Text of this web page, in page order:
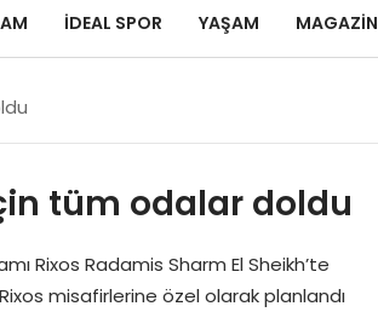
İDEAL SPOR YAŞAM MAGAZIN
tüm odalar doldu
Rixos Radamis Sharm El Sheikh’te
misafirlerine özel olarak planlandı